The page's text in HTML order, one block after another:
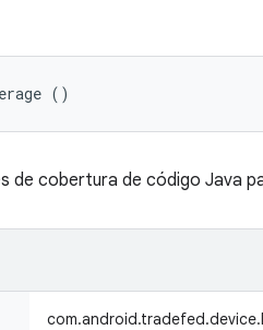
()
de cobertura de código Java